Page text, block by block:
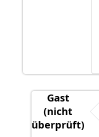
Gast
(nicht
überprüft)